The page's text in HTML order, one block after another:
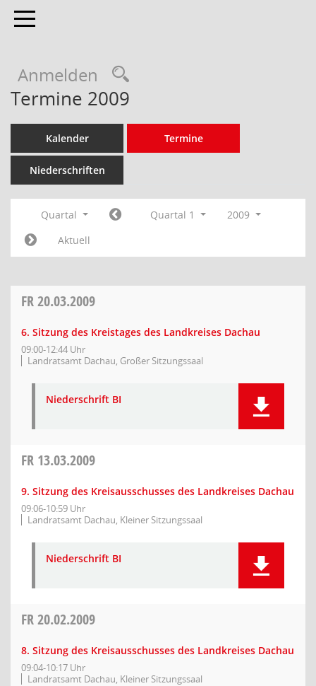
Toggle navigation
Anmelden
Termine 2009
Kalender Termine
Niederschriften
Quartal Quartal 1
2009
Aktuell
FR20.03.2009
6. Sitzung des Kreistages des Landkreises Dachau
09:00-12:44 Uhr
Landratsamt Dachau, Großer Sitzungssaal
Niederschrift BI
FR 13.03.2009
9. Sitzung des Kreisausschusses des Landkreises Dachau
09:06-10:59 Uhr
Landratsamt Dachau, Kleiner Sitzungssaal
Niederschrift BI
FR20.02.2009
8. Sitzung des Kreisausschusses des Landkreises Dachau
09:04-10:17 Uhr
Landratsamt Dachau, Kleiner Sitzungssaal